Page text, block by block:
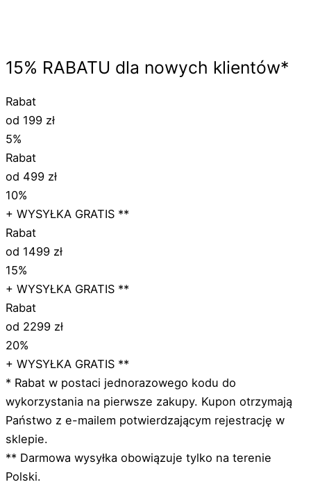
15% RABATU dla nowych klientów*
Rabat
od 199 zł
5%
Rabat
od 499 zł
10%
+ WYSYŁKA GRATIS **
Rabat
od 1499 zł
15%
+ WYSYŁKA GRATIS **
Rabat
od 2299 zł
20%
+ WYSYŁKA GRATIS **
* Rabat w postaci jednorazowego kodu do
wykorzystania na pierwsze zakupy. Kupon otrzymają
Państwo z e-mailem potwierdzającym rejestrację w
sklepie.
** Darmowa wysyłka obowiązuje tylko na terenie
Polski.